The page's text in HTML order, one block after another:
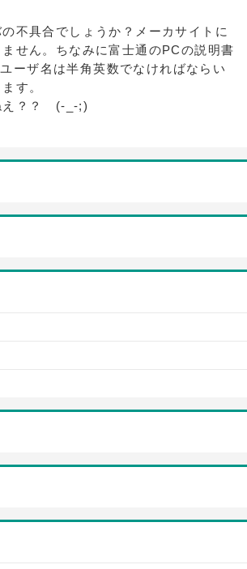
不具合でしょうか？メーカサイトに
せん。ちなみに富士通のPCの説明書
ーザ名は半角英数でなければならい
す。
え？？ (-_-;)